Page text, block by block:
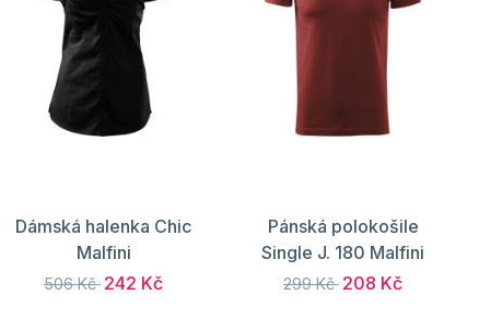
Dámská halenka Chic
Malfini
506 Kč 242 Kč
Pánská polokošile
Single J. 180 Malfini
299 Kč 208 Kč